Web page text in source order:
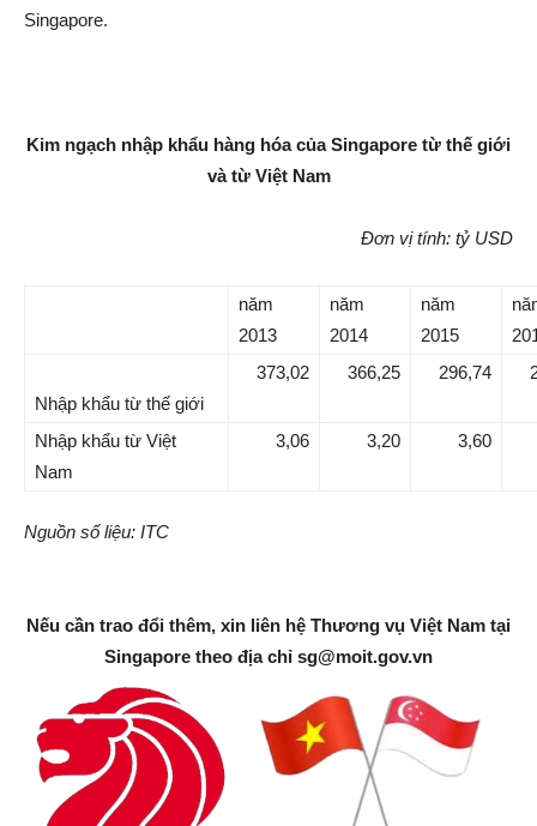
Singapore.
Kim ngạch nhập khẩu hàng hóa của Singapore từ thế giới
và từ Việt Nam
Đơn vị tính: tỷ USD
năm
2013
năm
2014
năm
2015
Nhập khẩu từ thế giới
373,02 366,25 296,74
Nhập khẩu từ Việt
Nam
3,06 3,20 3,60
Nguồn số liệu: ITC
Nếu cần trao đổi thêm, xin liên hệ Thương vụ Việt Nam tại
Singapore theo địa chỉ sg@moit.gov.vn